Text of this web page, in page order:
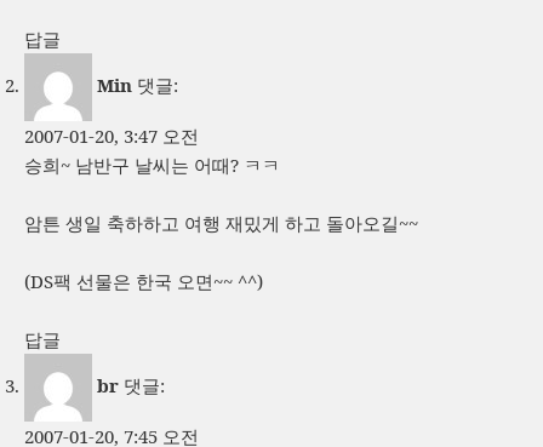
답글
Min 댓글:
2007-01-20, 3:47 오전
승희~ 남반구 날씨는 어때? ㅋㅋ
암튼 생일 축하하고 여행 재밌게 하고 돌아오길~~
(DS팩 선물은 한국 오면~~ ^^)
답글
br 댓글:
2007-01-20, 7:45 오전